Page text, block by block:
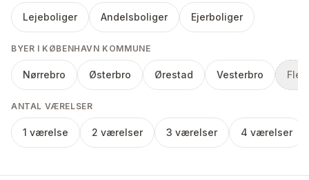
Lejeboliger Andelsboliger Ejerboliger
BYER I KØBENHAVN KOMMUNE
Nørrebro Østerbro Ørestad Vesterbro
ANTAL VÆRELSER
1 værelse 2 værelser 3 værelser 4 værelser